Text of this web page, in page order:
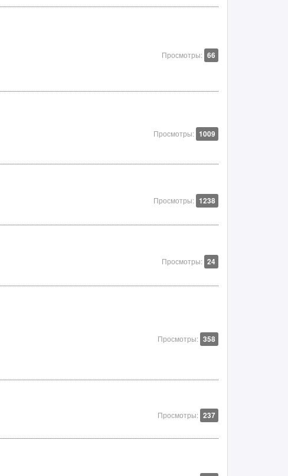
Просмотры: 66
Просмотры: 1009
Просмотры: 1238
Просмотры: 24
Просмотры: 358
Просмотры: 237